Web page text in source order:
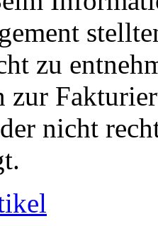
zu
nicht